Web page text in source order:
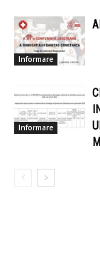
Informare
Informare